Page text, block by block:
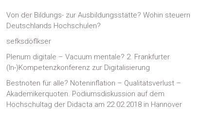
Von der Bildungs- zur Ausbildungsstätte? Wohin steuern
Deutschlands Hochschulen?
sefksdöflkser
Plenum digitale – Vacuum mentale? 2. Frankfurter
(In-)Kompetenzkonferenz zur Digitalisierung
Bestnoten für alle? Noteninflation – Qualitätsverlust –
Akademikerquoten. Podiumsdiskussion auf dem
Hochschultag der Didacta am 22.02.2018 in Hannover